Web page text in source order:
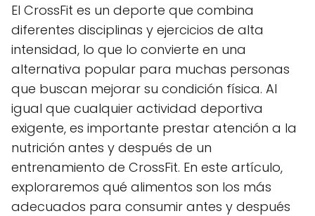
El CrossFit es un deporte que combina
diferentes disciplinas y ejercicios de alta
intensidad, lo que lo convierte en una
alternativa popular para muchas personas
que buscan mejorar su condición física. Al
igual que cualquier actividad deportiva
exigente, es importante prestar atención a la
nutrición antes y después de un
entrenamiento de CrossFit. En este artículo,
exploraremos qué alimentos son los más
adecuados para consumir antes y después